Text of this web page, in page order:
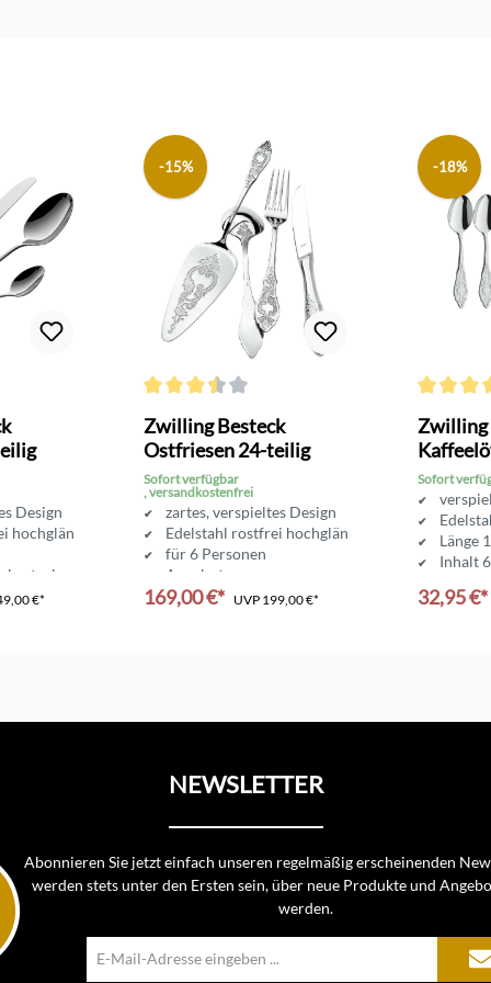
Design
hochglänzend
€*
-15%
Zwilling Besteck
Ostfriesen 24-teilig
Sofort verfügbar
, versandkostenfrei
zartes, verspieltes Design
Edelstahl rostfrei hochglänzend
für 6 Personen
Angebot
169,00 €* UVP 199,00 €*
-18%
Zwilling
Sofort
Länge
Inhalt
32,95 €*
NEWSLETTER
Abonnieren Sie jetzt einfach unseren regelmäßig erscheinenden
werden stets unter den Ersten sein, über neue Produkte und
werden.
Mail-